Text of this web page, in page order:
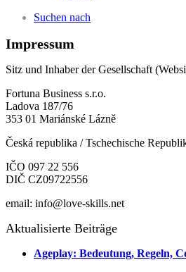
Suchen nach
Impressum
Sitz und Inhaber der Gesellschaft
Fortuna Business s.r.o.
Ladova 187/76
353 01 Mariánské Lázně
Česká republika / Tschechische
IČO 097 22 556
DIČ CZ09722556
email: info@love-skills.net
Aktualisierte Beiträge
Ageplay: Bedeutung, Regeln,